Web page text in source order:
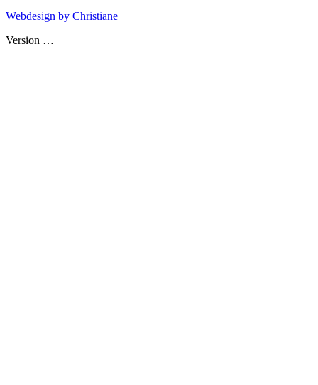
Webdesign by Christiane
Version …